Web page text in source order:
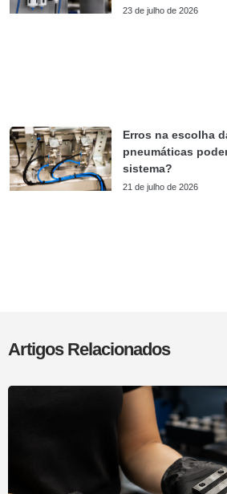
23 de julho de 2026
Erros na escolha
pneumáticas
sistema?
21 de julho de 2026
Artigos Relacionados